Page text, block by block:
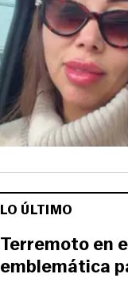
LO ÚLTIMO
Terremoto en
emblemática